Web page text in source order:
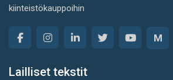
kiinteistökauppoihin
M
Lailliset tekstit